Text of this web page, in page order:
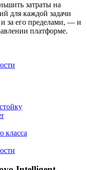
затраты на
для каждой задачи
за его пределами, — и
платформе.
класса